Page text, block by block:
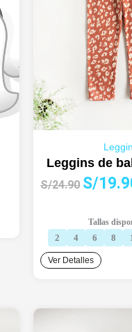
Leggins de
S/24.90 El
era:
S/24.90.
S/
Tallas
2 4 6 8
Ver Detalles